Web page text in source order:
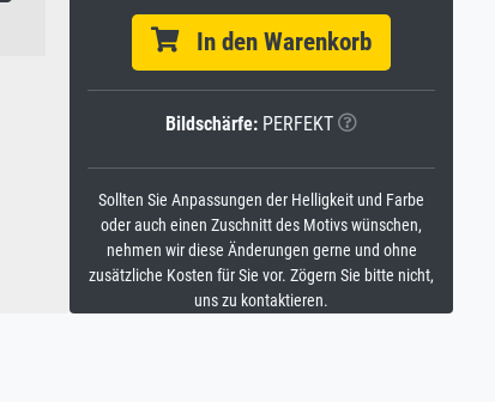
In den Warenkorb
Bildschärfe: PERFEKT
Sollten Sie Anpassungen der Helligkeit und Farbe
oder auch einen Zuschnitt des Motivs wünschen,
nehmen wir diese Änderungen gerne und ohne
zusätzliche Kosten für Sie vor. Zögern Sie bitte nicht,
uns zu kontaktieren.